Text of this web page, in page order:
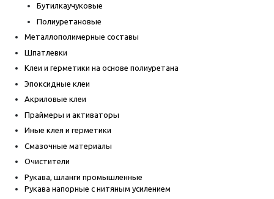
Бутилкаучуковые
Полиуретановые
Металлополимерные составы
Шпатлевки
Клеи и герметики на основе полиуретана
Эпоксидные клеи
Акриловые клеи
Праймеры и активаторы
Иные клея и герметики
Смазочные материалы
Очистители
Рукава, шланги промышленные
Рукава напорные с нитяным усилением